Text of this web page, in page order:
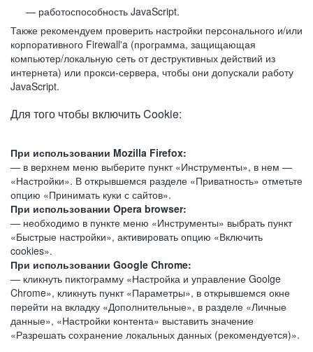
работоспособность JavaScript.
Также рекомендуем проверить настройки персонального и/или
корпоративного Firewall'a (программа, защищающая
компьютер/локальную сеть от деструктивных действий из
интернета) или прокси-сервера, чтобы они допускали работу
JavaScript.
Для того чтобы включить Cookie:
При использовании Mozilla Firefox:
— в верхнем меню выберите пункт «Инструменты», в нем —
«Настройки». В открывшемся разделе «Приватность» отметьте
опцию «Принимать куки с сайтов».
При использовании Opera browser:
— необходимо в пункте меню «Инструменты» выбрать пункт
«Быстрые настройки», активировать опцию «Включить
cookies».
При использовании Google Chrome:
— кликнуть пиктограмму «Настройка и управление Goolge
Chrome», кликнуть пункт «Параметры», в открывшемся окне
перейти на вкладку «Дополнительные», в разделе «Личные
данные», «Настройки контента» выставить значение
«Разрешать сохранение локальных данных (рекомендуется)».